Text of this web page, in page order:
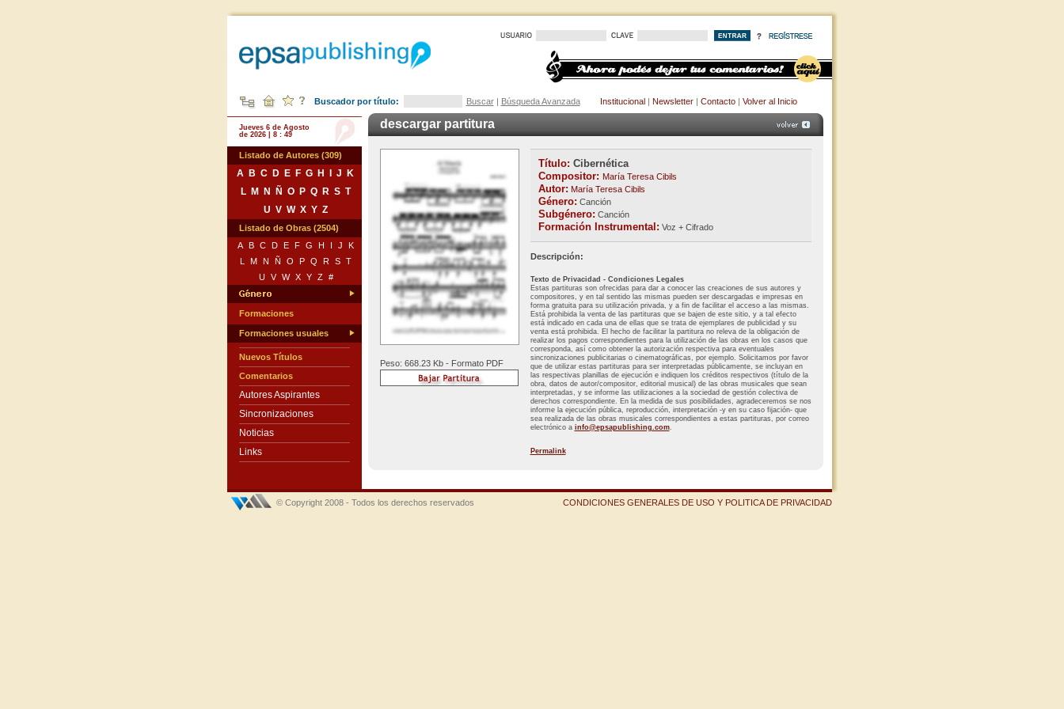
Buscador por título: Buscar| Búsqueda Avanzada Institucional| Newsletter| Contacto| Volver al Inicio
Jueves 6 de Agosto
de 2026 | 8 : 49
Listado de Autores (309)
A B C D E F G H J
K
L
M N Ñ O P Q R S T
U V W X Y Z
Listado de Obras (2504)
A
B C D E F G H I J
K
L
M N Ñ O P Q R S T
U
V W X Y Z #
Formaciones
Formaciones usuales
Nuevos Títulos
Comentarios
Autores Aspirantes
Sincronizaciones
Noticias
Links
descargar partitura
Peso: 668.23 Kb - Formato PDF
Título: Cibernética
Compositor: María Teresa Cibils
Autor: María Teresa Cibils
Género: Canción
Subgénero: Canción
Formación Instrumental: Voz + Cifrado
Descripción:
Texto de Privacidad - Condiciones Legales
Estas partituras son ofrecidas para dar a conocer las creaciones de sus autores y
compositores, y en tal sentido las mismas pueden ser descargadas e impresas en
forma gratuita para su utilización privada, y a fin de facilitar el acceso a las mismas.
Está prohibida la venta de las partituras que se bajen de este sitio, y a tal efecto
está indicado en cada una de ellas que se trata de ejemplares de publicidad y su
venta está prohibida. El hecho de facilitar la partitura no releva de la obligación de
realizar los pagos correspondientes para la utilización de las obras en los casos que
corresponda, así como obtener la autorización respectiva para eventuales
sincronizaciones publicitarias o cinematográficas, por ejemplo. Solicitamos por favor
que de utilizar estas partituras para ser interpretadas públicamente, se incluyan en
las respectivas planillas de ejecución e indiquen los créditos respectivos (título de la
obra, datos de autor/compositor, editorial musical) de las obras musicales que sean
interpretadas, y se informe las utilizaciones a la sociedad de gestión colectiva de
derechos correspondiente. En la medida de sus posibilidades, agradeceremos se nos
informe la ejecución pública, reproducción, interpretación -y en su caso fijación- que
sea realizada de las obras musicales correspondientes a estas partituras, por correo
electrónico a info@epsapublishing.com.
Permalink
© Copyright 2008 - Todos los derechos reservados CONDICIONES GENERALES DE USO Y POLITICA DE PRIVACIDAD